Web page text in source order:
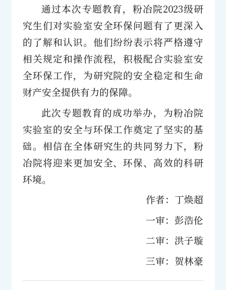
通过本次专题教育，粉冶院2023级研
究生们对实验室安全环保问题有了更深入
的了解和认识。他们纷纷表示将严格遵守
相关规定和操作流程，积极配合实验室安
全环保工作，为研究院的安全稳定和生命
财产安全提供有力的保障。
此次专题教育的成功举办，为粉冶院
实验室的安全与环保工作奠定了坚实的基
础。相信在全体研究生的共同努力下，粉
冶院将迎来更加安全、环保、高效的科研
环境。
作者：丁焕超
一审：彭浩伦
二审：洪子璇
三审：贺林豪